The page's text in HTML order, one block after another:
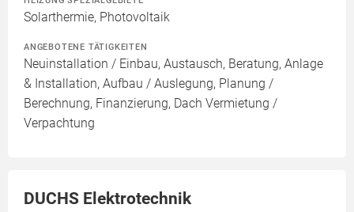
Solarthermie, Photovoltaik
ANGEBOTENE TÄTIGKEITEN
Neuinstallation / Einbau, Austausch, Beratung, Anlage
& Installation, Aufbau / Auslegung, Planung /
Berechnung, Finanzierung, Dach Vermietung /
Verpachtung
DUCHS Elektrotechnik